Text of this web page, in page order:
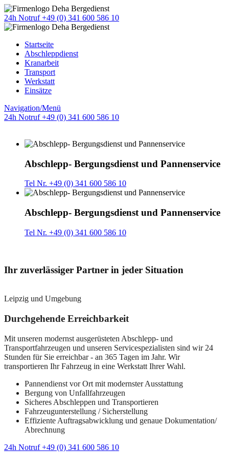
24h Notruf +49 (0) 341 600 586 10
Startseite
Abschleppdienst
Kranarbeit
Transport
Werkstatt
Einsätze
Navigation/Menü
24h Notruf +49 (0) 341 600 586 10
Abschlepp- Bergungsdienst und Pannenservice
Tel Nr. +49 (0) 341 600 586 10
Abschlepp- Bergungsdienst und Pannenservice
Tel Nr. +49 (0) 341 600 586 10
Ihr zuverlässiger Partner in jeder Situation
Leipzig und Umgebung
Durchgehende Erreichbarkeit
Mit unseren modernst ausgerüsteten Abschlepp- und
Transportfahrzeugen und unseren Servicespezialisten sind wir 24
Stunden für Sie erreichbar - an 365 Tagen im Jahr. Wir
transportieren Ihr Fahrzeug in eine Werkstatt Ihrer Wahl.
Pannendienst vor Ort mit modernster Ausstattung
Bergung von Unfallfahrzeugen
Sicheres Abschleppen und Transportieren
Fahrzeugunterstellung / Sicherstellung
Effiziente Auftragsabwicklung und genaue Dokumentation/
Abrechnung
24h Notruf +49 (0) 341 600 586 10